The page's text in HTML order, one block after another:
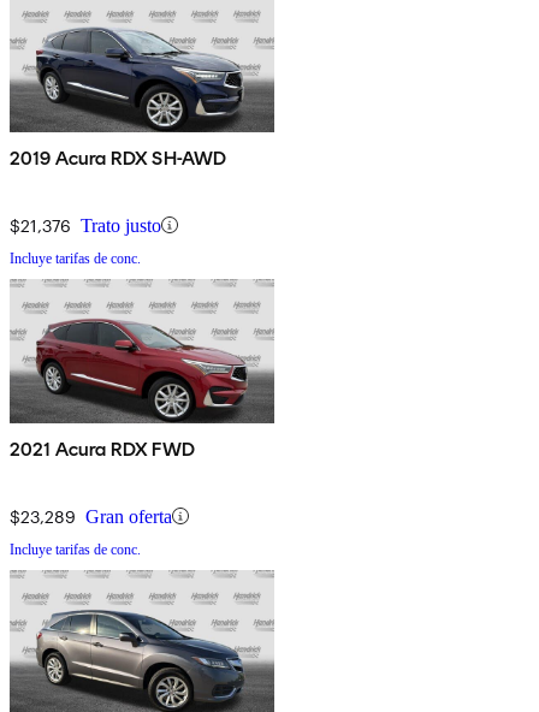
2019 Acura RDX SH-AWD
$21,376 Trato justo
Incluye tarifas de conc.
2021 Acura RDX FWD
$23,289 Gran oferta
Incluye tarifas de conc.